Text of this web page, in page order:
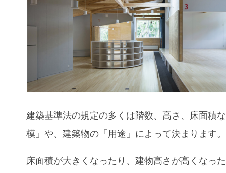
建築基準法の規定の多くは階数、高さ、床面積
模」や、建築物の「用途」によって決まります。
床面積が大きくなったり、建物高さが高くなっ